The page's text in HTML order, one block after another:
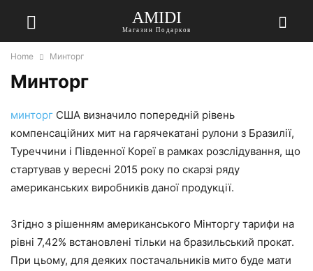
AMIDI
Магазин Подарков
Home Минторг
Минторг
минторг США визначило попередній рівень
компенсаційних мит на гарячекатані рулони з Бразилії,
Туреччини і Південної Кореї в рамках розслідування, що
стартував у вересні 2015 року по скарзі ряду
американських виробників даної продукції.
Згідно з рішенням американського Мінторгу тарифи на
рівні 7,42% встановлені тільки на бразильський прокат.
При цьому, для деяких постачальників мито буде мати